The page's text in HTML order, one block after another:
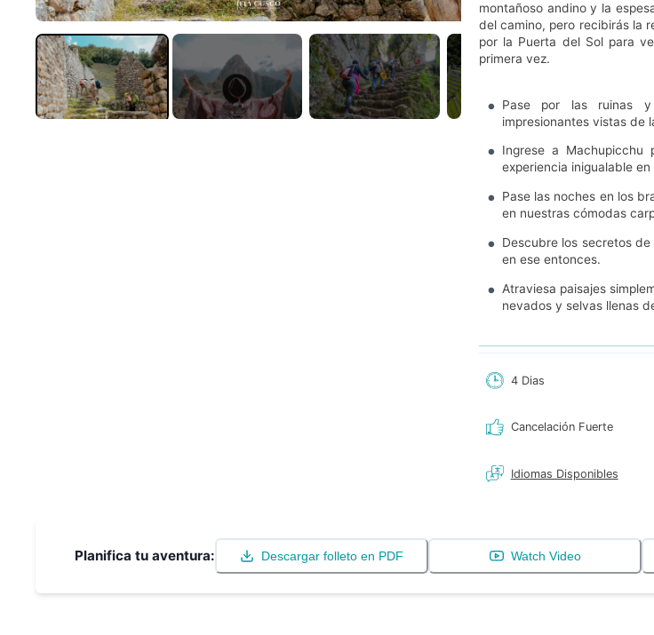
montañoso andino y la
del camino, pero recibirás la
por la Puerta del Sol para
primera vez.
Pase por las ruinas
impresionantes vistas de
Ingrese a
experiencia inigualable en
Pase las noches en los
en nuestras cómodas
Descubre los secretos
en ese entonces.
Atraviesa paisajes
nevados y selvas llenas
4 Dias
Cancelación Fuerte
Idiomas Disponibles
Planifica tu aventura: Descargar folleto en PDF Watch Video